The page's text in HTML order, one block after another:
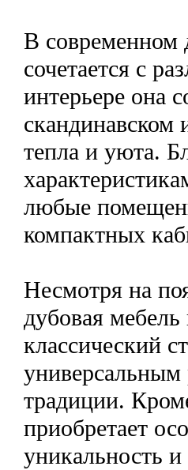
В современном
сочетается с
интерьере она
тепла и уюта.
любые
компактных
Несмотря на
дубовая мебель
классический
универсальным
традиции.
приобретает
уникальность